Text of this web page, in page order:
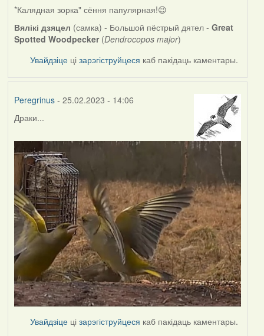
*Калядная зорка" сёння папулярная!😉
Вялікі дзяцел (самка) - Большой пёстрый дятел - Great
Spotted Woodpecker(Dendrocopos major)
Увайдзіце цізарэгіструйцеся каб пакідаць каментары.
Peregrinus- 25.02.2023 - 14:06
Драки...
Увайдзіце цізарэгіструйцеся каб пакідаць каментары.